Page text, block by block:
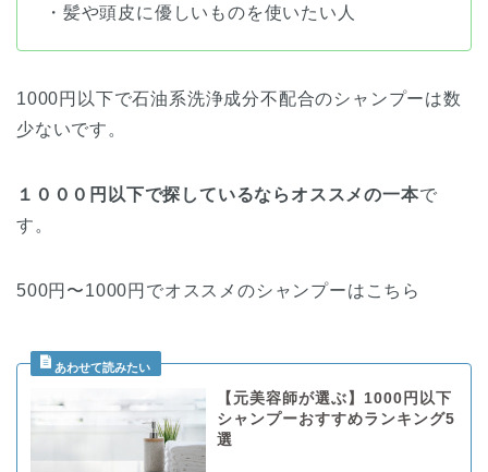
・髪や頭皮に優しいものを使いたい人
1000円以下で石油系洗浄成分不配合のシャンプーは数
少ないです。
１０００円以下で探しているならオススメの一本で
す。
500円〜1000円でオススメのシャンプーはこちら
【元美容師が選ぶ】1000円以下
シャンプーおすすめランキング5
選